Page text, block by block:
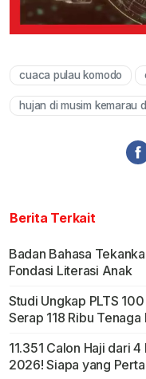
cuaca pulau komodo
hujan di musim kemarau
Berita Terkait
Badan Bahasa
Fondasi Literasi Anak
Studi Ungkap PLTS
Serap 118 Ribu Tenaga
11.351 Calon Haji dari
2026! Siapa yang